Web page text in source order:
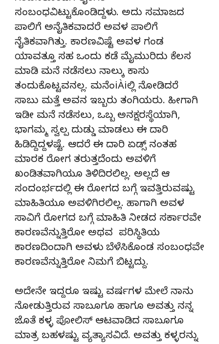
ಸಂಬಂಧವಿಟ್ಟುಕೊಂಡಿದ್ದಳು. ಅದು ಸಮಾಜದ
ಪಾಲಿಗೆ ಅನೈತಿಕವಾದರೆ ಅವಳ ಪಾಲಿಗೆ
ನೈತಿಕವಾಗಿತ್ತು. ಕಾರಣವಿಷ್ಟೆ ಅವಳ ಗಂಡ
ಯಾವತ್ತೂ ಸಹ ಒಂದು ಕಡೆ ಮೈಮುರಿದು ಕೆಲಸ
ಮಾಡಿ ಮನೆ ನಡೆಸಲು ನಾಲ್ಕು ಕಾಸು
ತಂದುಕೊಟ್ಟವನಲ್ಲ. ಮನೆಂiÀiಲ್ಲಿ ನೋಡಿದರೆ
ಸಾಬು ಮತ್ತೆ ಅವನ ಇಬ್ಬರು ತಂಗಿಯರು. ಹೀಗಾಗಿ
ಇಡೀ ಮನೆ ನಡೆಸಲು, ಒಬ್ಬ ಅನಕ್ಷರಸ್ಥೆಯಾಗಿ,
ಭಾಗಮ್ಮ ಸ್ವಲ್ಪ ದುಡ್ಡು ಮಾಡಲು ಈ ದಾರಿ
ಹಿಡಿದ್ದಿದ್ದಳಷ್ಟೆ. ಆದರೆ ಈ ದಾರಿ ಏಡ್ಸ್ ನಂತಹ
ಮಾರಕ ರೋಗ ತರುತ್ತದೆಂದು ಅವಳಿಗೆ
ಖಂಡಿತವಾಗಿಯೂ ತಿಳಿದಿರಲಿಲ್ಲ. ಅಲ್ಲದೆ ಆ
ಸಂದಂರ್ಭದಲ್ಲಿ ಈ ರೋಗದ ಬಗ್ಗೆ ಇವತ್ತಿರುವಷ್ಟು
ಮಾಹಿತಿಯೂ ಅವಳಿಗಿರಲಿಲ್ಲ. ಹಾಗಾಗಿ ಅವಳ
ಸಾವಿಗೆ ರೋಗದ ಬಗ್ಗೆ ಮಾಹಿತಿ ನೀಡದ ಸರ್ಕಾರವೇ
ಕಾರಣವೆನ್ನುತ್ತಿರೋ ಅಥವ ಪರಿಸ್ಥಿತಿಯ
ಕಾರಣದಿಂದಾಗಿ ಅವಳು ಬೆಳೆಸಿಕೊಂಡ ಸಂಬಂಧವೇ
ಕಾರಣವೆನ್ನುತ್ತಿರೋ ನಿಮಗೆ ಬಿಟ್ಟದ್ದು.
ಅದೇನೇ ಇದ್ದರೂ ಇಷ್ಟು ವರ್ಷಗಳ ಮೇಲೆ ನಾನು
ನೋಡುತ್ತಿರುವ ಸಾಬೂಗೂ ಹಾಗೂ ಅವತ್ತು ನನ್ನ
ಜೊತೆ ಕಳ್ಳ ಪೋಲಿಸ್ ಆಟವಾಡಿದ ಸಾಬೂಗೂ
ಮಾತ್ರ ಬಹಳಷ್ಟು ವ್ಯತ್ಯಾಸವಿದೆ. ಅವತ್ತು ಕಳ್ಳರನ್ನು